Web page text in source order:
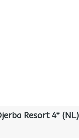
Resort 4* (NL)